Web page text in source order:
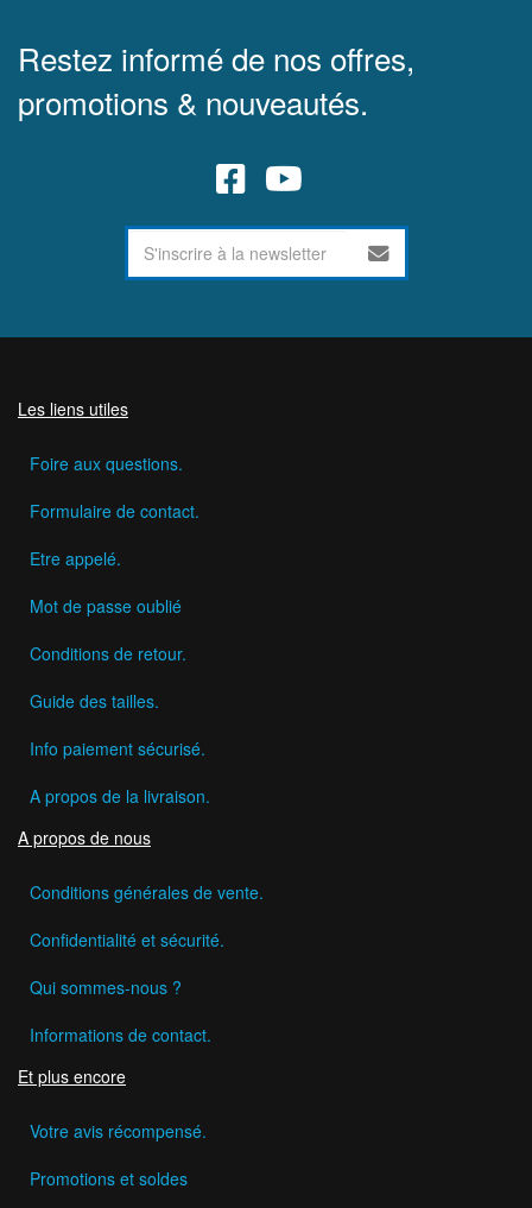
Restez informé de nos offres,
promotions & nouveautés.
Les liens utiles
Foire aux questions.
Formulaire de contact.
Etre appelé.
Mot de passe oublié
Conditions de retour.
Guide des tailles.
Info paiement sécurisé.
A propos de la livraison.
A propos de nous
Conditions générales de vente.
Confidentialité et sécurité.
Qui sommes-nous ?
Informations de contact.
Et plus encore
Votre avis récompensé.
Promotions et soldes